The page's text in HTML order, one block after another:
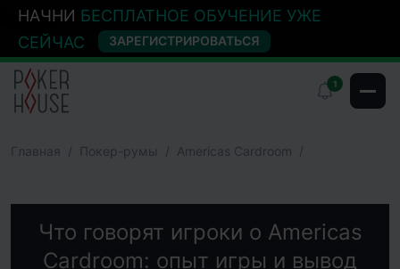
НАЧНИ БЕСПЛАТНОЕ ОБУЧЕНИЕ УЖЕ
СЕЙЧАС
ЗАРЕГИСТРИРОВАТЬСЯ
1
Главная Покер-румы Americas Cardroom
Что говорят игроки о Americas
Cardroom: опыт игры и вывод